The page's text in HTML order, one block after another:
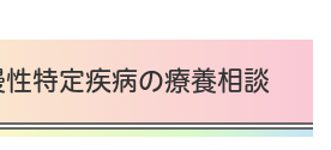
特定疾病の療養相談